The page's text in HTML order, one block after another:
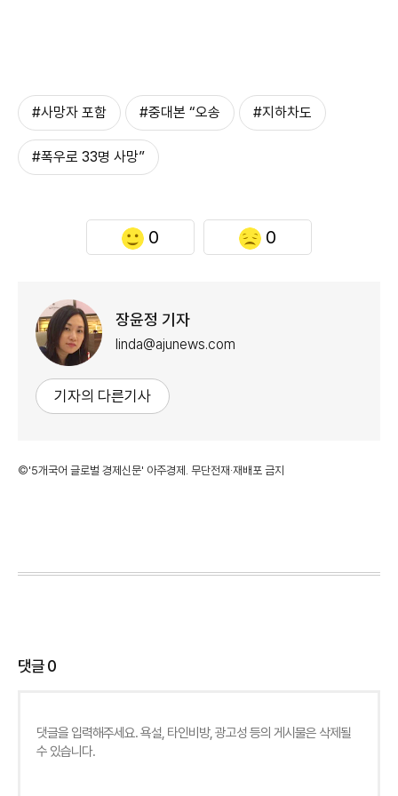
#사망자 포함 #중대본 “오송 #지하차도
#폭우로 33명 사망”
0 0
장윤정 기자
linda@ajunews.com
기자의 다른기사
©'5개국어 글로벌 경제신문' 아주경제. 무단전재·재배포 금지
댓글0